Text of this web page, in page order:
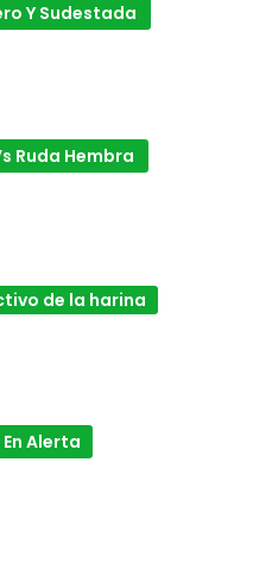
Y Sudestada
Ruda Hembra
de la harina
En Alerta